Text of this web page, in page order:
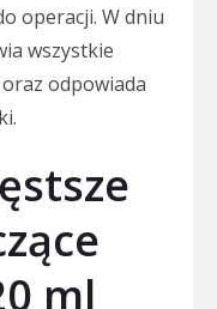
operacji. W dniu
wszystkie
odpowiada
ml